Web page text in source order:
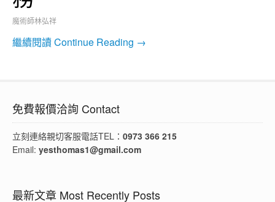
魔術師林弘祥
繼續閱讀 Continue Reading →
免費報價洽詢 Contact
立刻連絡親切客服電話TEL： 0973 366 215
Email: yesthomas1@gmail.com
最新文章 Most Recently Posts